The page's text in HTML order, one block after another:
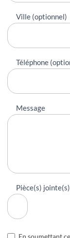
Ville (optionnel)
Téléphone
Message
Pièce(s)
En soumettant